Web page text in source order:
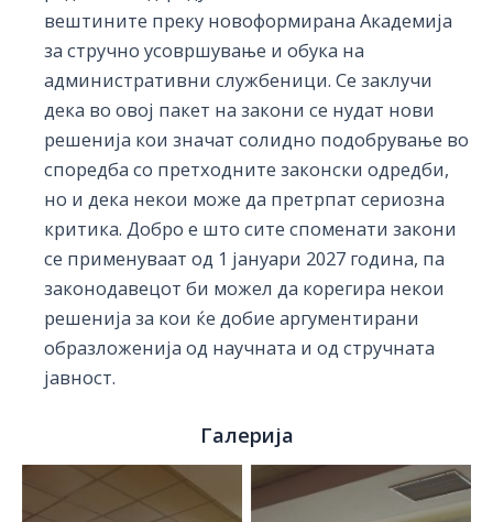
вештините преку новоформирана Академија
за стручно усовршување и обука на
административни службеници. Се заклучи
дека во овој пакет на закони се нудат нови
решенија кои значат солидно подобрување во
споредба со претходните законски одредби,
но и дека некои може да претрпат сериозна
критика. Добро е што сите споменати закони
се применуваат од 1 јануари 2027 година, па
законодавецот би можел да корегира некои
решенија за кои ќе добие аргументирани
образложенија од научната и од стручната
јавност.
Галерија